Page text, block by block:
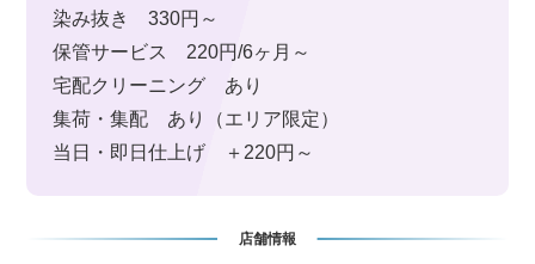
染み抜き 330円～
保管サービス 220円/6ヶ月～
宅配クリーニング あり
集荷・集配 あり（エリア限定）
当日・即日仕上げ ＋220円～
店舗情報